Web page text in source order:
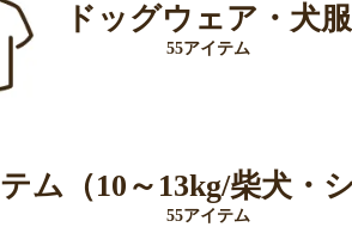
ドッグウェア・犬服
55アイテム
ム（10～13kg/柴犬・
55アイテム